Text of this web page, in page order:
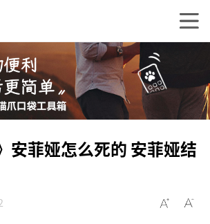
安菲娅怎么死的 安菲娅结